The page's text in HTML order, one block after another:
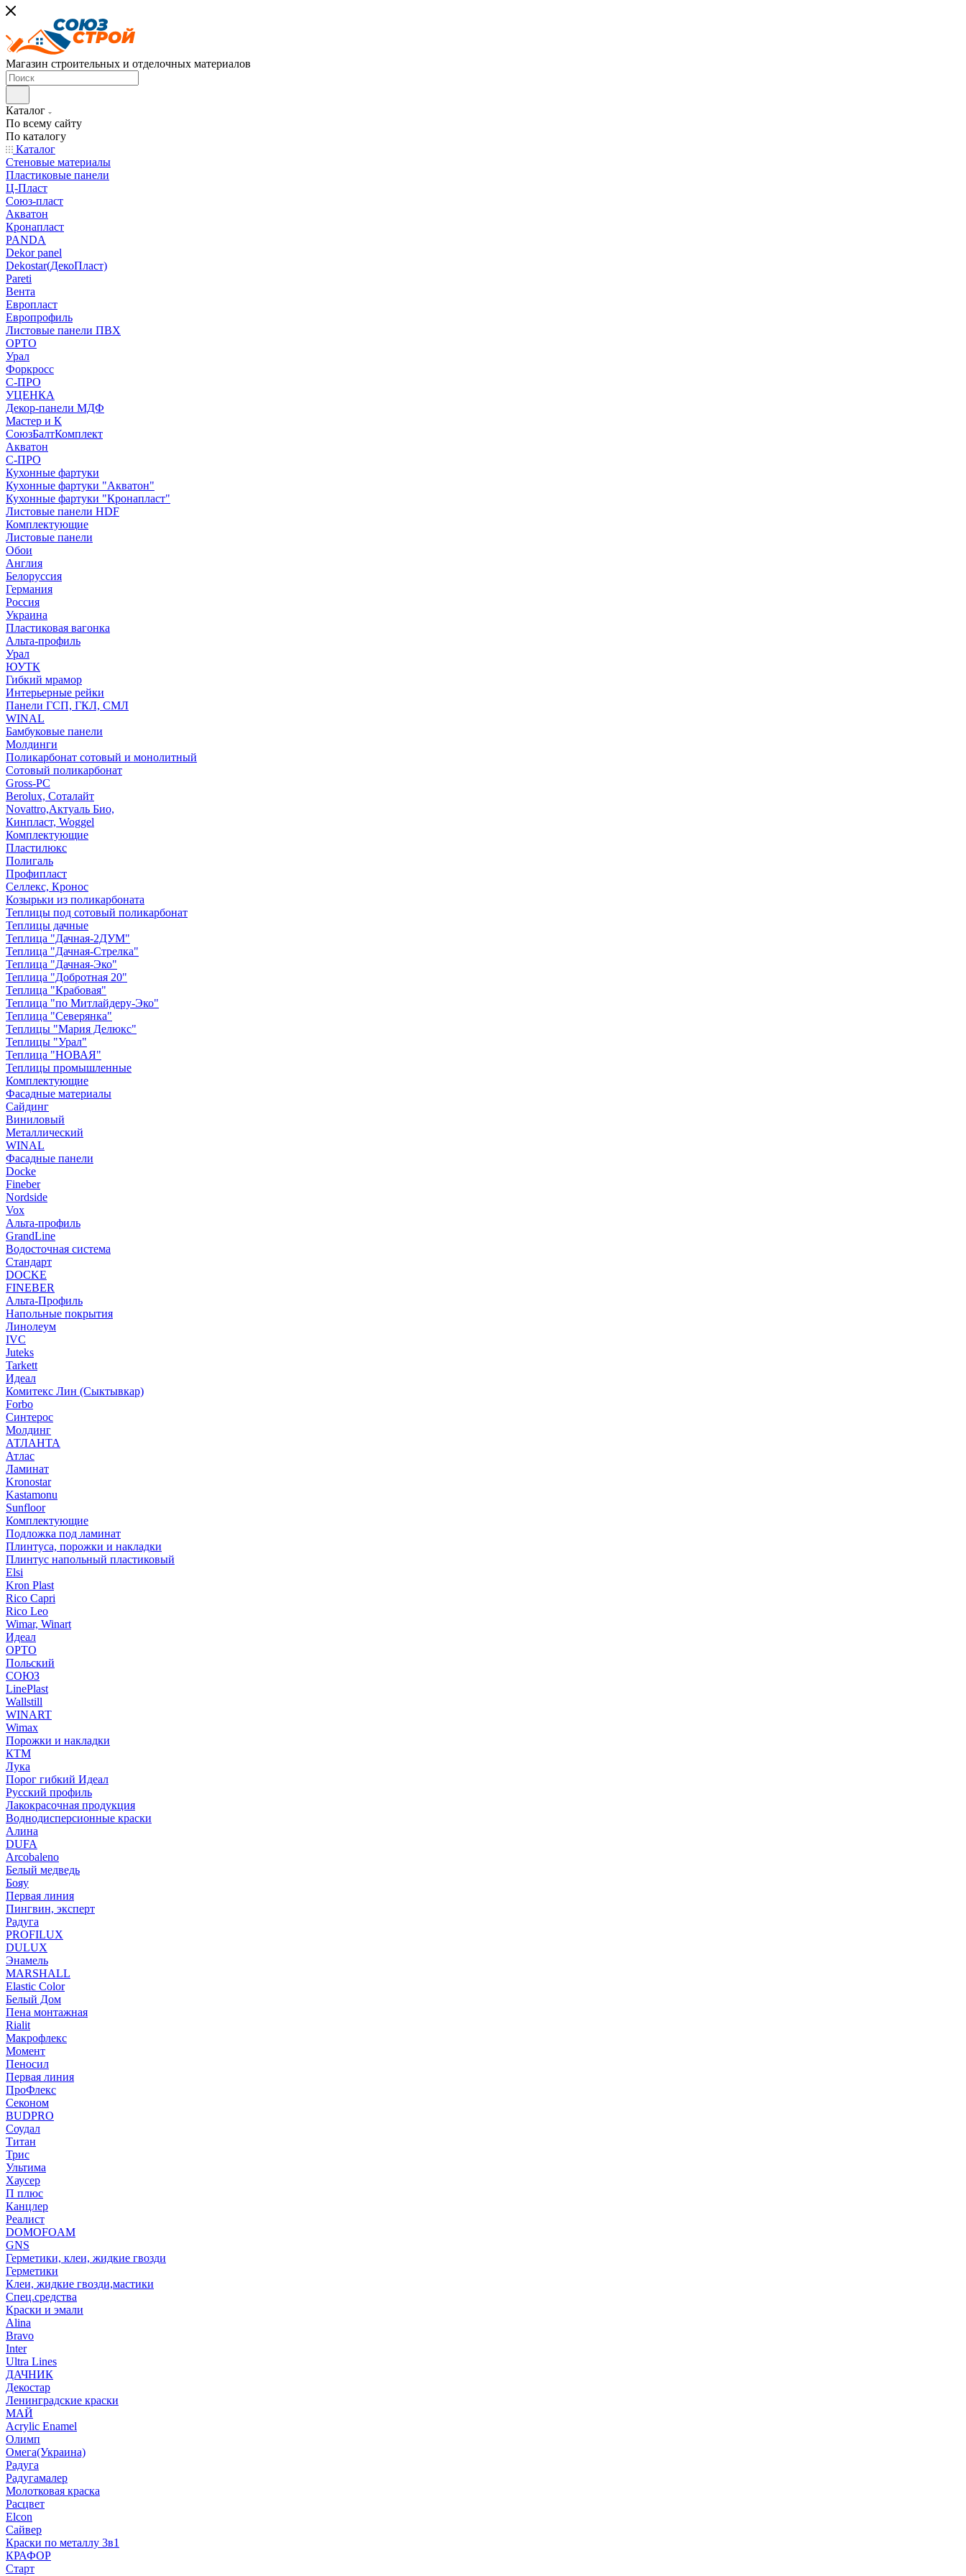
Магазин строительных и отделочных материалов
Каталог
По всему сайту
По каталогу
Каталог
Стеновые материалы
Пластиковые панели
Ц-Пласт
Союз-пласт
Акватон
Кронапласт
PANDA
Dekor panel
Dekostar(ДекоПласт)
Pareti
Вента
Европласт
Европрофиль
Листовые панели ПВХ
ОРТО
Урал
Форкросс
С-ПРО
УЦЕНКА
Декор-панели МДФ
Мастер и К
СоюзБалтКомплект
Акватон
С-ПРО
Кухонные фартуки
Кухонные фартуки "Акватон"
Кухонные фартуки "Кронапласт"
Листовые панели HDF
Комплектующие
Листовые панели
Обои
Англия
Белоруссия
Германия
Россия
Украина
Пластиковая вагонка
Альта-профиль
Урал
ЮУТК
Гибкий мрамор
Интерьерные рейки
Панели ГСП, ГКЛ, СМЛ
WINAL
Бамбуковые панели
Молдинги
Поликарбонат сотовый и монолитный
Сотовый поликарбонат
Gross-PC
Berolux, Соталайт
Novattro,Актуаль Био,
Кинпласт, Woggel
Комплектующие
Пластилюкс
Полигаль
Профипласт
Селлекс, Кронос
Козырьки из поликарбоната
Теплицы под сотовый поликарбонат
Теплицы дачные
Теплица "Дачная-2ДУМ"
Теплица "Дачная-Стрелка"
Теплица "Дачная-Эко"
Теплица "Добротная 20"
Теплица "Крабовая"
Теплица "по Митлайдеру-Эко"
Теплица "Северянка"
Теплицы "Мария Делюкс"
Теплицы "Урал"
Теплица "НОВАЯ"
Теплицы промышленные
Комплектующие
Фасадные материалы
Сайдинг
Виниловый
Металлический
WINAL
Фасадные панели
Docke
Fineber
Nordside
Vox
Альта-профиль
GrandLine
Водосточная система
Стандарт
DOCKE
FINEBER
Альта-Профиль
Напольные покрытия
Линолеум
IVC
Juteks
Tarkett
Идеал
Комитекс Лин (Сыктывкар)
Forbo
Синтерос
Молдинг
АТЛАНТА
Атлас
Ламинат
Kronostar
Kastamonu
Sunfloor
Комплектующие
Подложка под ламинат
Плинтуса, порожки и накладки
Плинтус напольный пластиковый
Elsi
Kron Plast
Rico Capri
Rico Leo
Wimar, Winart
Идеал
ОРТО
Польский
СОЮЗ
LinePlast
Wallstill
WINART
Wimax
Порожки и накладки
КТМ
Лука
Порог гибкий Идеал
Русский профиль
Лакокрасочная продукция
Воднодисперсионные краски
Алина
DUFA
Arcobaleno
Белый медведь
Бояу
Первая линия
Пингвин, эксперт
Радуга
PROFILUX
DULUX
Энамель
MARSHALL
Elastic Color
Белый Дом
Пена монтажная
Rialit
Макрофлекс
Момент
Пеносил
Первая линия
ПроФлекс
Секоном
BUDPRO
Соудал
Титан
Трис
Ультима
Хаусер
П плюс
Канцлер
Реалист
DOMOFOAM
GNS
Герметики, клеи, жидкие гвозди
Герметики
Клеи, жидкие гвозди,мастики
Спец.средства
Краски и эмали
Alina
Bravo
Inter
Ultra Lines
ДАЧНИК
Декостар
Ленинградские краски
МАЙ
Acrylic Enamel
Олимп
Омега(Украина)
Радуга
Радугамалер
Молотковая краска
Расцвет
Elcon
Сайвер
Краски по металлу 3в1
КРАФОР
Старт